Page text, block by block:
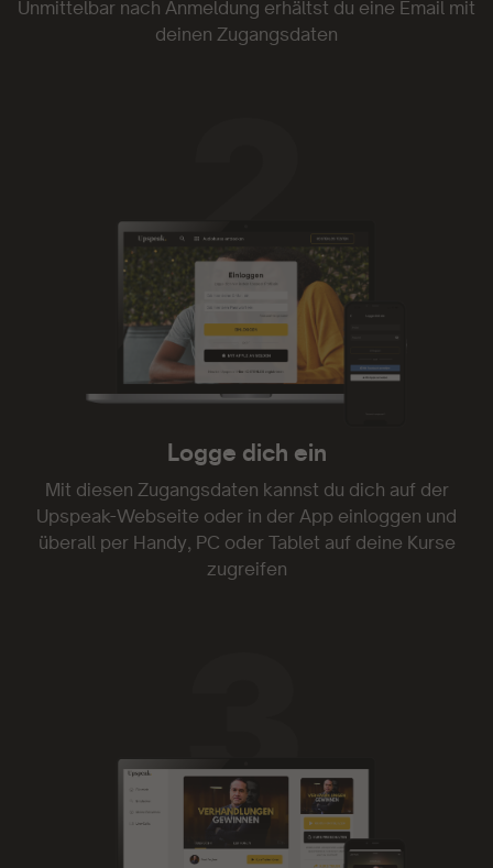
beim Spaziergang mit dem Hund genießen. Und
die Mentoren sind einfach klasse! Weiter so!
- Kim Marcy
Genau was ich gesucht und endlich gefunden
habe. Danke!
Unmittelbar nach Anmeldung erhältst du eine Email mit
deinen Zugangsdaten
Logge dich ein
Mit diesen Zugangsdaten kannst du dich auf der
Upspeak-Webseite oder in der App einloggen und
überall per Handy, PC oder Tablet auf deine Kurse
zugreifen